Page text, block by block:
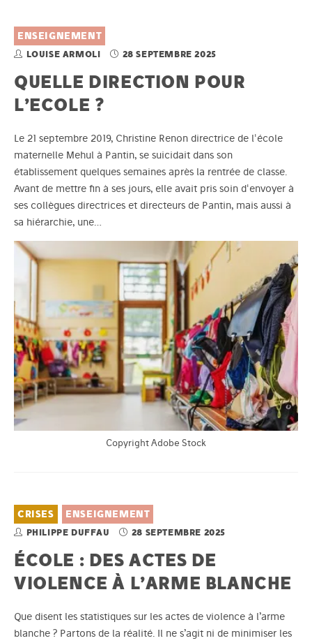
ENSEIGNEMENT
LOUISE ARMOLI 28 SEPTEMBRE 2025
QUELLE DIRECTION POUR
L’ECOLE ?
Le 21 septembre 2019, Christine Renon directrice de l'école
maternelle Mehul à Pantin, se suicidait dans son
établissement quelques semaines après la rentrée de classe.
Avant de mettre fin à ses jours, elle avait pris soin d'envoyer à
ses collègues directrices et directeurs de Pantin, mais aussi à
sa hiérarchie, une…
Copyright Adobe Stock
CRISES ENSEIGNEMENT
PHILIPPE DUFFAU 28 SEPTEMBRE 2025
ÉCOLE : DES ACTES DE
VIOLENCE À L’ARME BLANCHE
Que disent les statistiques sur les actes de violence à l’arme
blanche ? Partons de la réalité. Il ne s’agit ni de minimiser les